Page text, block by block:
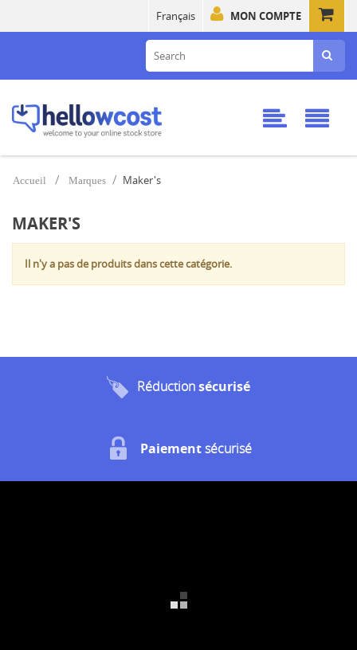
MON COMPTE
Français
Accueil Marques Maker's
MAKER'S
Il n'y a pas de produits dans cette catégorie.
Réductionsécurisé
Paiementsécurisé